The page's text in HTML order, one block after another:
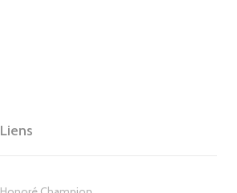
Liens